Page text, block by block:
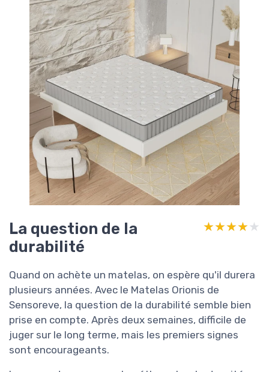
La question de la
durabilité
★★★★★
★★★★★
Quand on achète un matelas, on espère qu'il durera
plusieurs années. Avec le Matelas Orionis de
Sensoreve, la question de la durabilité semble bien
prise en compte. Après deux semaines, difficile de
juger sur le long terme, mais les premiers signes
sont encourageants.